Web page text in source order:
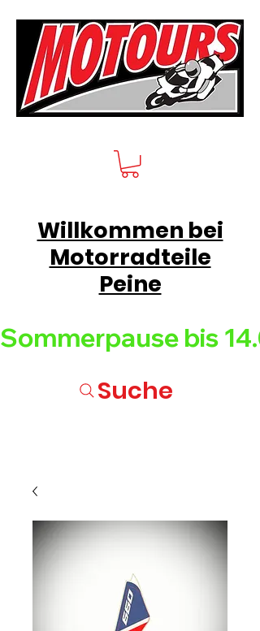
Sommerpause bis
Willkommen bei
Motorradteile
Peine
Suche